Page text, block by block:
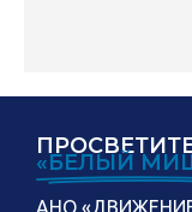
«БЕЛЫЙ
АНО